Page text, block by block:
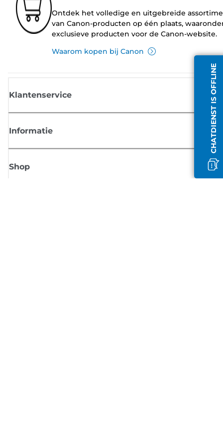
CHATDIENST IS OFFLINE
Ontdek het volledige en uitgebreide
van Canon-producten op één plaats,
exclusieve producten voor de Canon-website.
Waarom kopen bij Canon
Klantenservice
Informatie
Shop